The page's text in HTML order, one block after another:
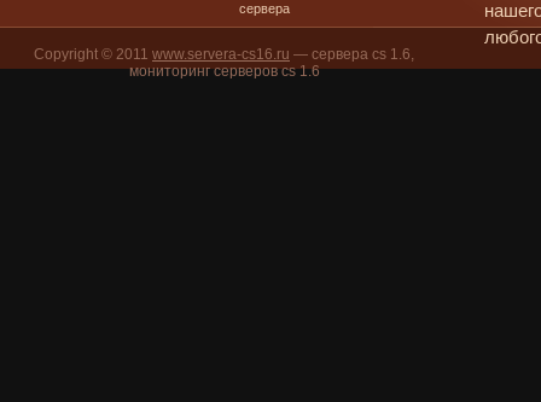
сервера
Copyright © 2011 www.servera-cs16.ru — сервера cs 1.6,
мониторинг серверов cs 1.6